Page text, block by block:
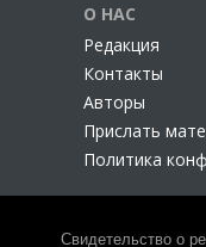
О НАС
Редакция
Контакты
Авторы
Прислать
Политика
Свидетельство о